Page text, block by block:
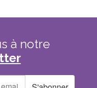
à notre